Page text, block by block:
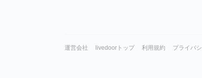
運営会社 livedoorトップ 利用規約 プライバ